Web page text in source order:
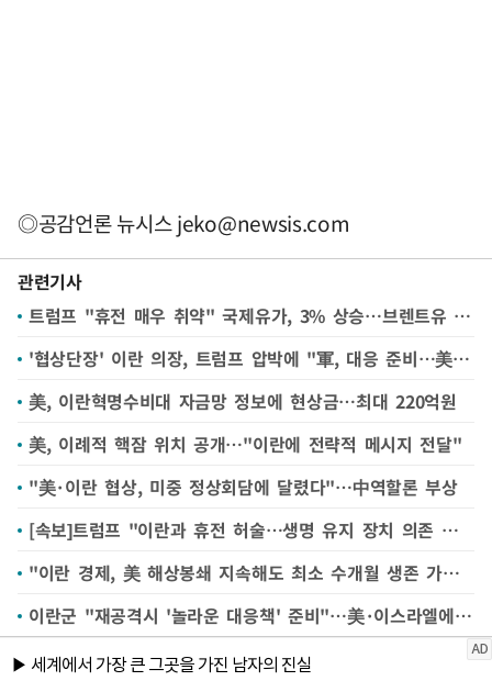
◎공감언론 뉴시스jeko@newsis.com
관련기사
트럼프 "휴전 매우 취약" 국제유가, 3% 상승…브렌트유 104달러
'협상단장' 이란 의장, 트럼프 압박에 "軍, 대응 준비…美 부담만 커질 것"
美, 이란혁명수비대 자금망 정보에 현상금…최대 220억원
美, 이례적 핵잠 위치 공개…"이란에 전략적 메시지 전달"
"美·이란 협상, 미중 정상회담에 달렸다"…中역할론 부상
[속보]트럼프 "이란과 휴전 허술…생명 유지 장치 의존 상태"
"이란 경제, 美 해상봉쇄 지속해도 최소 수개월 생존 가능" NBC
이란군 "재공격시 '놀라운 대응책' 준비"…美·이스라엘에 경고